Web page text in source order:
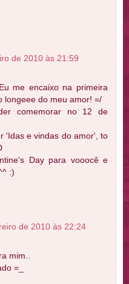
de 2010 às 21:59
me encaixo na primeira
longeee do meu amor! =/
comemorar no 12 de
'Idas e vindas do amor', to
Day para vooocê e
:)
de 2010 às 22:24
mim..
=_